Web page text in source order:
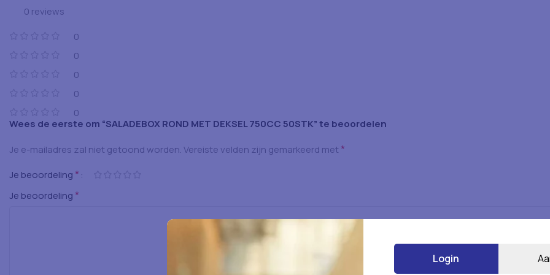
0 reviews
0
0
0
0
0
Wees de eerste om “SALADEBOX ROND MET DEKSEL 750CC 50STK” te beoordelen
Je e-mailadres zal niet getoond worden.Vereiste velden zijn gemarkeerd met *
Je beoordeling *
Je beoordeling *
Login